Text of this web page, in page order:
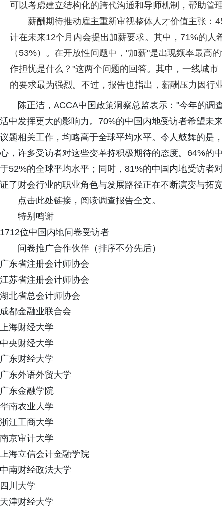
可以考虑建立结构化的跨代沟通和导师机制，帮助管
薪酬期待推动雇主重新审视整体人才价值主张：
计在未来12个月内会提出加薪要求。其中，71%的人
（53%）。在开放性问题中，"加薪"是出现频率最高
作担忧是什么？"这两个问题的回答。其中，一线城
的要求最为强烈。不过，报告也指出，薪酬压力因行
陈正洁，ACCA中国政策洞察总监表示："今年的
活中发挥更大的影响力。70%的中国内地受访者希望未
议题相关工作，均略高于全球平均水平。令人鼓舞的是
心，许多受访者对这些变革持积极期待的态度。64%的
于52%的全球平均水平；同时，81%的中国内地受访者
证了财会行业的职业角色与发展路径正在不断演变与拓
点击此处链接，阅读调查报告全文。
特别鸣谢
1712位中国内地问卷受访者
问卷推广合作伙伴（排序不分先后）
广东省注册会计师协会
江苏省注册会计师协会
湖北省总会计师协会
成都金融业联合会
上海财经大学
中央财经大学
广东财经大学
广东外语外贸大学
广东金融学院
华南农业大学
浙江工商大学
南京审计大学
上海立信会计金融学院
中南财经政法大学
四川大学
天津财经大学